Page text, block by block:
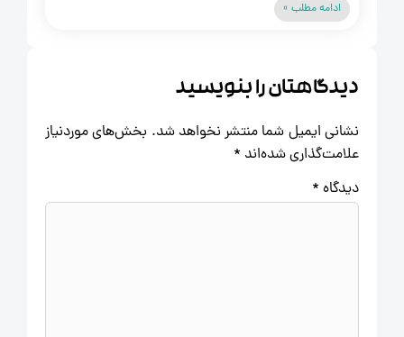
ادامه مطلب »
دیدگاهتان را بنویسید
نشانی ایمیل شما منتشر نخواهد شد.بخش‌های موردنیاز
علامت‌گذاری شده‌اند*
*